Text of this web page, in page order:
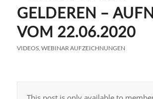
GELDEREN –
VOM 22.06.2020
VIDEOS, WEBINAR AUFZEICHNUNGEN